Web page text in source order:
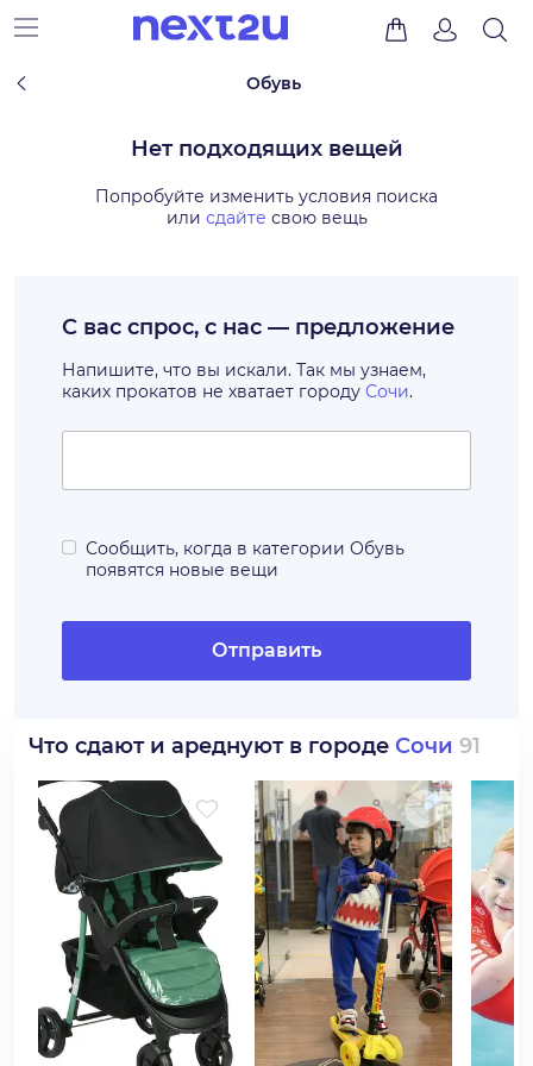
Обувь
Нет подходящих вещей
Попробуйте изменить условия поиска
или сдайте свою вещь
С вас спрос, с нас — предложение
Напишите, что вы искали. Так мы узнаем,
каких прокатов не хватает городу Сочи.
Сообщить, когда в категории Обувь
появятся новые вещи
Отправить
Что сдают и ареднуют в городе Сочи 91